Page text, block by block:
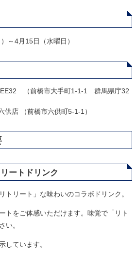
～4月15日（水曜日）
（前橋市大手町1-1-1 群馬県庁32
店 （前橋市六供町5-1-1）
ートドリンク
トリート」な味わいのコラボドリンク。
トをご体感いただけます。味覚で「リト
い。
しています。